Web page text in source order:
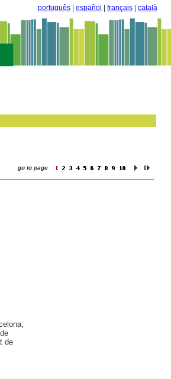
português español français català
go to page
de